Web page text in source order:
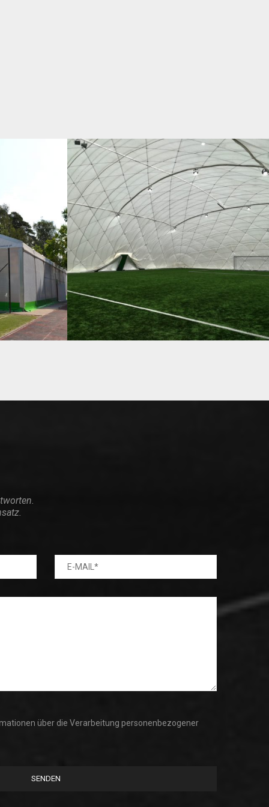
IN
12/2017 / TRAGLUFTHALLE –
BANDEROZA GŁUCHOŁAZY
01 - TRAGLUFTHALLEN
über die Verarbeitung personenbezogener